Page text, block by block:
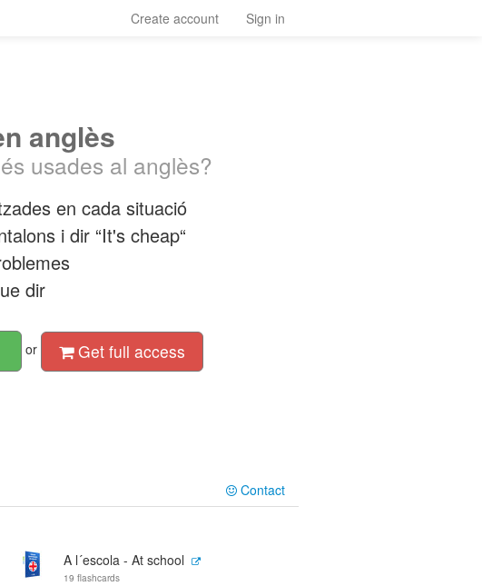
Create account Sign in
anglès
usades al anglès?
en cada situació
i dir “It's cheap“
dir
or Get full access
Contact
A l´escola - At school
19 flashcards